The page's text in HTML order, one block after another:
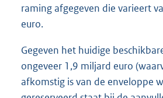
raming afgegeven die varieert
euro.
Gegeven het huidige
ongeveer 1,9 miljard euro
afkomstig is van de enveloppe